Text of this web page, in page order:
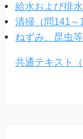
給水および排
清掃（問141～
ねずみ、昆虫
共通テキスト（